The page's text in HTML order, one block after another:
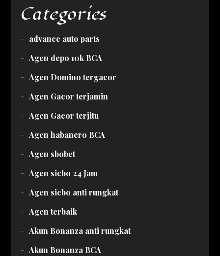
Categories
advance auto parts
Agen depo 10k BCA
Agen Domino tergacor
Agen Gacor terjamin
Agen Gacor terjitu
Agen habanero BCA
Agen sbobet
Agen sicbo 24 Jam
Agen sicbo anti rungkat
Agen terbaik
Akun Bonanza anti rungkat
Akun Bonanza BCA